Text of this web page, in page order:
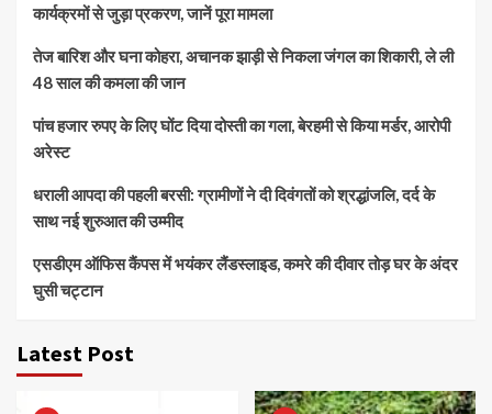
कार्यक्रमों से जुड़ा प्रकरण, जानें पूरा मामला
तेज बारिश और घना कोहरा, अचानक झाड़ी से निकला जंगल का शिकारी, ले ली
48 साल की कमला की जान
पांच हजार रुपए के लिए घोंट दिया दोस्ती का गला, बेरहमी से किया मर्डर, आरोपी
अरेस्ट
धराली आपदा की पहली बरसी: ग्रामीणों ने दी दिवंगतों को श्रद्धांजलि, दर्द के
साथ नई शुरुआत की उम्मीद
एसडीएम ऑफिस कैंपस में भयंकर लैंडस्लाइड, कमरे की दीवार तोड़ घर के अंदर
घुसी चट्टान
Latest Post